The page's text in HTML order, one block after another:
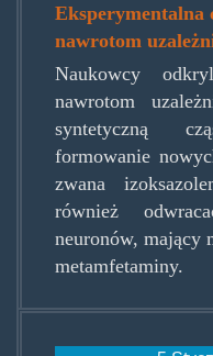
Eksperymentalna
nawrotom
Naukowcy
nawrotom
syntetyczną
formowanie
zwana
również
neuronów, mający
metamfetaminy.